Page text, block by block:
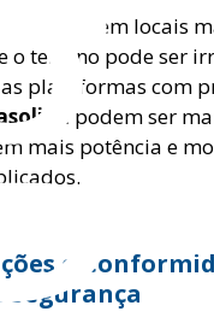
for em locais
o terreno pode ser
as plataformas com
podem ser
mais potência e
e
Segurança